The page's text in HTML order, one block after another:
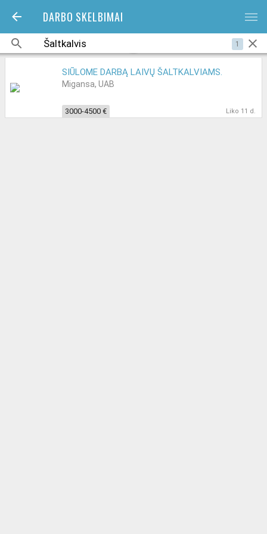
DARBO SKELBIMAI bars
1
SIŪLOME DARBĄ LAIVŲ ŠALTKALVIAMS.
Migansa, UAB
3000-4500 € Liko 11 d.